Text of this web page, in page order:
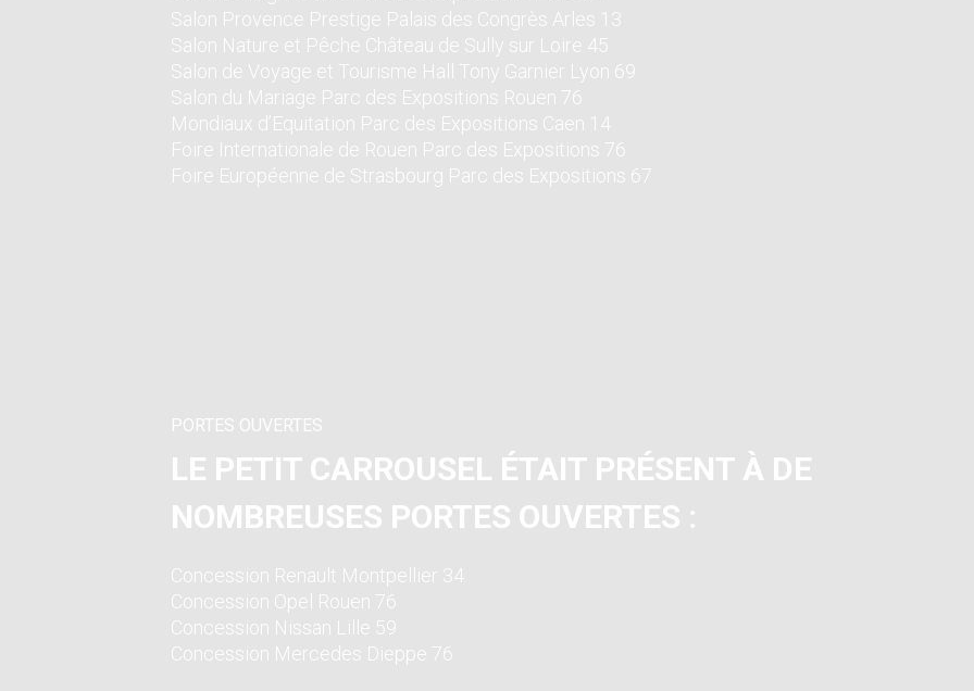
Salon Provence Prestige Palais des Congrès Arles 13
Salon Nature et Pêche Château de Sully sur Loire 45
Salon de Voyage et Tourisme Hall Tony Garnier Lyon 69
Salon du Mariage Parc des Expositions Rouen 76
Mondiaux d’Equitation Parc des Expositions Caen 14
Foire Internationale de Rouen Parc des Expositions 76
Foire Européenne de Strasbourg Parc des Expositions 67
PORTES OUVERTES
LE PETIT CARROUSEL ÉTAIT PRÉSENT À DE
NOMBREUSES PORTES OUVERTES :
Concession Renault Montpellier 34
Concession Opel Rouen 76
Concession Nissan Lille 59
Concession Mercedes Dieppe 76